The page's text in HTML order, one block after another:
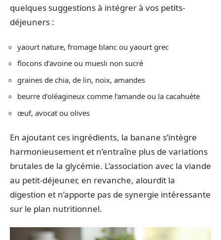
quelques suggestions à intégrer à vos petits-
déjeuners :
yaourt nature, fromage blanc ou yaourt grec
flocons d’avoine ou muesli non sucré
graines de chia, de lin, noix, amandes
beurre d’oléagineux comme l’amande ou la cacahuète
œuf, avocat ou olives
En ajoutant ces ingrédients, la banane s’intègre
harmonieusement et n’entraîne plus de variations
brutales de la glycémie. L’association avec la viande
au petit-déjeuner, en revanche, alourdit la
digestion et n’apporte pas de synergie intéressante
sur le plan nutritionnel.